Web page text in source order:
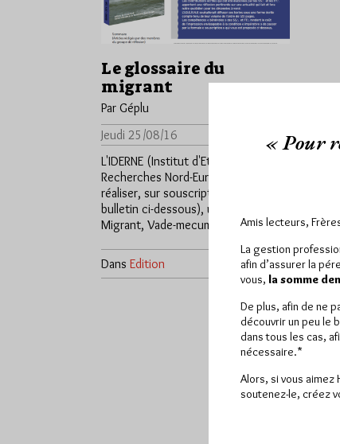
Le glossaire du
migrant
Par Géplu
Jeudi 25/08/16
Lu 1140 fois
L'IDERNE (Institut d'Etudes et de
Recherches Nord-Europe) vient de
réaliser, sur souscription (8 €,
bulletin ci-dessous), un Glossaire du
Migrant, Vade-mecum…
Dans Edition 1 commentaire
« Pour
Amis lecteurs,
La gestion
afin d’assurer la
vous, la somme
De plus, afin de ne
découvrir un peu le
dans tous les cas,
nécessaire.*
Alors, si vous aimez
soutenez-le, créez